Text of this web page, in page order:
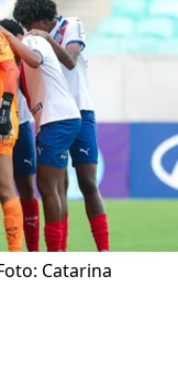
Catarina